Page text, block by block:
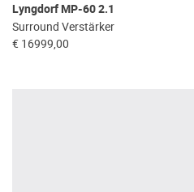
Lyngdorf MP-60 2.1
Surround Verstärker
€ 16999,00